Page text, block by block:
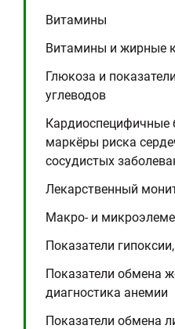
Витамины
Витамины и жирные
Глюкоза и
углеводов
Кардиоспецифичные
маркёры риска
сосудистых
Лекарственный
Макро- и
Показатели
Показатели обмена
диагностика анемии
Показатели обмена